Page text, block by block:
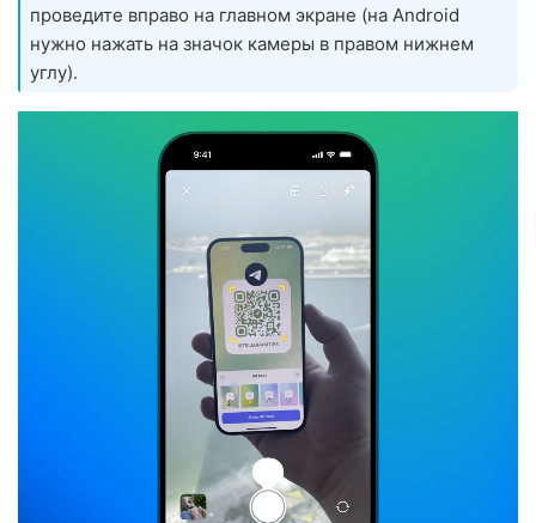
проведите вправо на главном экране (на Android
нужно нажать на значок камеры в правом нижнем
углу).